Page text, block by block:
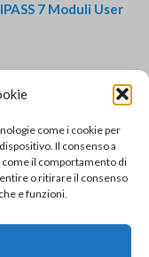
come i cookie per
Il consenso a
il comportamento di
o ritirare il consenso
e funzioni.
7 Moduli User